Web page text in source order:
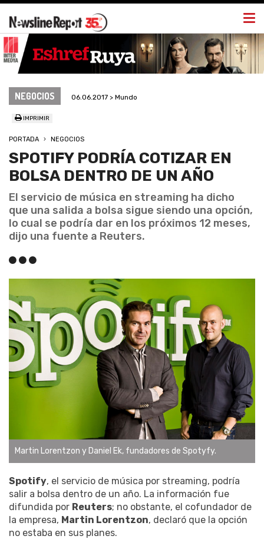
NEGOCIOS 06.06.2017 > Mundo
IMPRIMIR
PORTADA NEGOCIOS
SPOTIFY PODRÍA COTIZAR EN
BOLSA DENTRO DE UN AÑO
El servicio de música en streaming ha dicho
que una salida a bolsa sigue siendo una opción,
lo cual se podría dar en los próximos 12 meses,
dijo una fuente a Reuters.
Martin Lorentzon y Daniel Ek, fundadores de Spotyfy.
Spotify, el servicio de música por streaming, podría
salir a bolsa dentro de un año. La información fue
difundida por Reuters; no obstante, el cofundador de
la empresa, Martin Lorentzon, declaró que la opción
no estaba en sus planes.